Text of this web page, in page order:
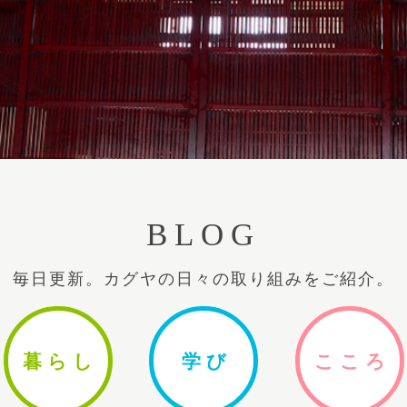
BLOG
毎日更新。カグヤの日々の取り組みをご紹介。
暮ら し 学 び ここ ろ